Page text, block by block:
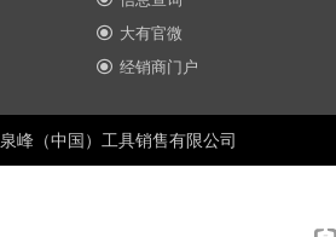
끧 大有官微
끧 经销商门户
泉峰（中国）工具销售有限公司